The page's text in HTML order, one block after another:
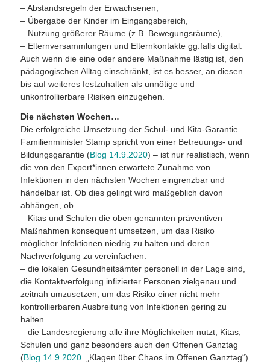
– Abstandsregeln der Erwachsenen,
– Übergabe der Kinder im Eingangsbereich,
– Nutzung größerer Räume (z.B. Bewegungsräume),
– Elternversammlungen und Elternkontakte gg.falls digital.
Auch wenn die eine oder andere Maßnahme lästig ist, den
pädagogischen Alltag einschränkt, ist es besser, an diesen
bis auf weiteres festzuhalten als unnötige und
unkontrollierbare Risiken einzugehen.
Die nächsten Wochen…
Die erfolgreiche Umsetzung der Schul- und Kita-Garantie –
Familienminister Stamp spricht von einer Betreuungs- und
Bildungsgarantie (Blog 14.9.2020) – ist nur realistisch, wenn
die von den Expert*innen erwartete Zunahme von
Infektionen in den nächsten Wochen eingrenzbar und
händelbar ist. Ob dies gelingt wird maßgeblich davon
abhängen, ob
– Kitas und Schulen die oben genannten präventiven
Maßnahmen konsequent umsetzen, um das Risiko
möglicher Infektionen niedrig zu halten und deren
Nachverfolgung zu vereinfachen.
– die lokalen Gesundheitsämter personell in der Lage sind,
die Kontaktverfolgung infizierter Personen zielgenau und
zeitnah umzusetzen, um das Risiko einer nicht mehr
kontrollierbaren Ausbreitung von Infektionen gering zu
halten.
– die Landesregierung alle ihre Möglichkeiten nutzt, Kitas,
Schulen und ganz besonders auch den Offenen Ganztag
(Blog 14.9.2020.
„Klagen über Chaos im Offenen Ganztag“)